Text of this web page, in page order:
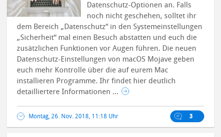
Datenschutz-Optionen an. Falls
noch nicht geschehen, solltet ihr
dem Bereich „Datenschutz“ in den Systemeinstellungen
„Sicherheit“ mal einen Besuch abstatten und euch die
zusätzlichen Funktionen vor Augen führen. Die neuen
Datenschutz-Einstellungen von macOS Mojave geben
euch mehr Kontrolle über die auf eurem Mac
installieren Programme. Ihr findet hier deutlich
detailliertere Informationen ...
Montag, 26. Nov. 2018, 11:18 Uhr 3